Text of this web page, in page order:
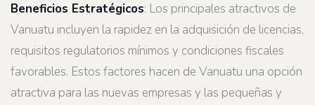
Beneficios Estratégicos: Los principales atractivos de
Vanuatu incluyen la rapidez en la adquisición de licencias,
requisitos regulatorios mínimos y condiciones fiscales
favorables. Estos factores hacen de Vanuatu una opción
atractiva para las nuevas empresas y las pequeñas y